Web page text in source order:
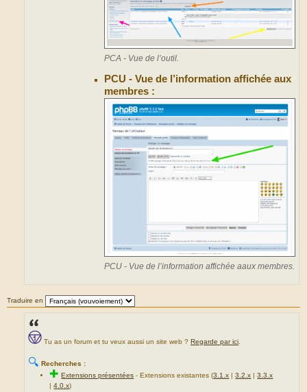
PCA - Vue de l’outil.
PCU - Vue de l’information affichée aux
membres :
PCU - Vue de l’information affichée aaux membres.
Traduire en
Tu as un forum et tu veux aussi un site web ? Regarde par ici.
🔍 Recherches :
✚Extensions présentées - Extensions existantes (3.1.x |3.2.x |3.3.x
|4.0.x)